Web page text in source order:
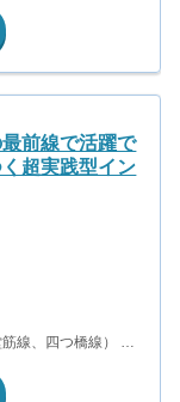
阪メトロ御堂筋
前線で活躍で
超実践型イン
線、四つ橋線） 堺